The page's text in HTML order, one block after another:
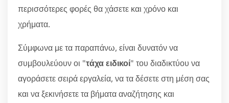
περισσότερες φορές θα χάσετε και χρόνο και
χρήματα.
Σύμφωνα με τα παραπάνω, είναι δυνατόν να
συμβουλεύουν οι "τάχα ειδικοί" του διαδικτύου να
αγοράσετε σειρά εργαλεία, να τα δέσετε στη μέση σας
και να ξεκινήσετε τα βήματα αναζήτησης και